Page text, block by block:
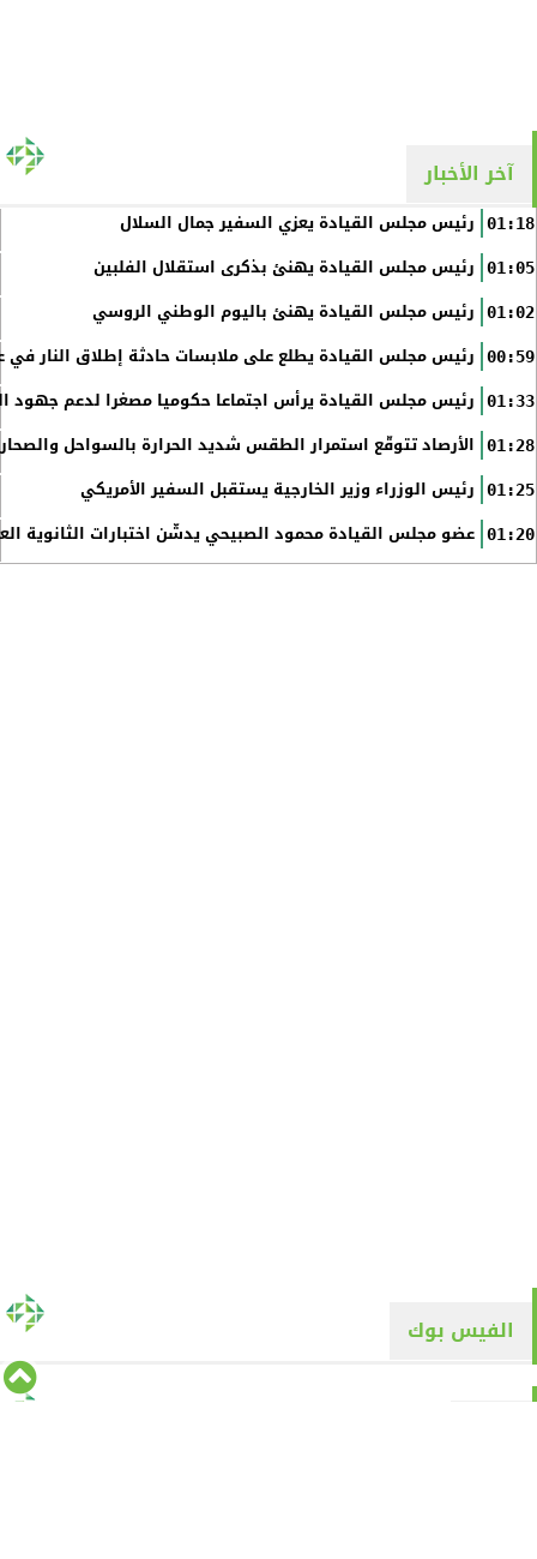
آخر الأخبار
01:18 رئيس مجلس القيادة يعزي السفير جمال السلال
01:05 رئيس مجلس القيادة يهنئ بذكرى استقلال الفلبين
01:02 رئيس مجلس القيادة يهنئ باليوم الوطني الروسي
00:59 رئيس مجلس القيادة يطلع على ملابسات حادثة إطلاق النار في
01:33 رئيس مجلس القيادة يرأس اجتماعا حكوميا مصغرا لدعم جهود
01:28 الأرصاد تتوقّع استمرار الطقس شديد الحرارة بالسواحل
01:25 رئيس الوزراء وزير الخارجية يستقبل السفير الأمريكي
01:20 عضو مجلس القيادة محمود الصبيحي يدشّن اختبارات الثانوية
الفيس بوك